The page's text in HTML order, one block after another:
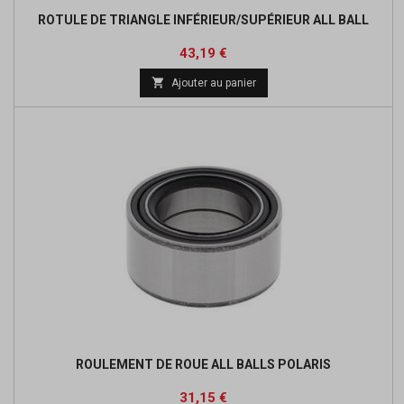
ROTULE DE TRIANGLE INFÉRIEUR/SUPÉRIEUR ALL BALL
Prix
43,19 €
base
 Ajouter au panier
ROULEMENT DE ROUE ALL BALLS POLARIS
Prix
31,15 €